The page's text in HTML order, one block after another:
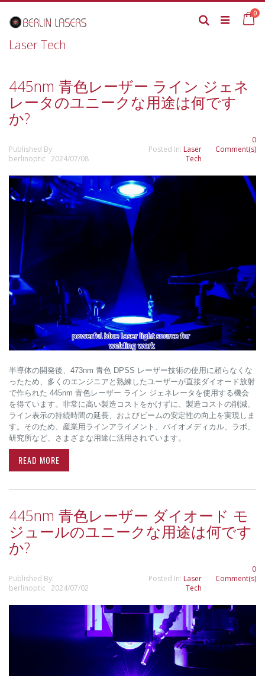
to
Content
0
Search
Laser Tech
445nm 青色レーザー ライン ジェネ
レータのユニークな用途は何です
か?
Published By:
berlinoptic 2024/07/08
Posted In: Laser
Tech
0
Comment(s)
半導体の開発後、473nm 青色 DPSS レーザー技術の使用に頼らなくな
ったため、多くのエンジニアと熟練したユーザーが直接ダイオード放射
で作られた 445nm 青色レーザー ライン ジェネレータを使用する機会
を得ています。非常に高い製造コストをかけずに、製造コストの削減、
ライン表示の持続時間の延長、およびビームの安定性の向上を実現しま
す。そのため、産業用ラインアライメント、バイオメディカル、ラボ、
研究所など、さまざまな用途に活用されています。
READ MORE
445nm 青色レーザー ダイオード モ
ジュールのユニークな用途は何です
か?
Published By:
berlinoptic 2024/07/02
Posted In: Laser
Tech
0
Comment(s)